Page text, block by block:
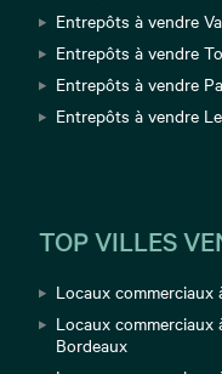
Entrepôts à vendre
Entrepôts à vendre
Entrepôts à vendre
Entrepôts à vendre
TOP VILLES
Locaux commerciaux
Locaux commerciaux
Bordeaux